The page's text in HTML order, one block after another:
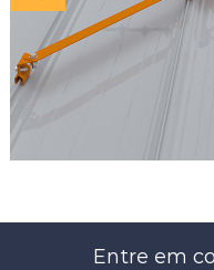
Entre em